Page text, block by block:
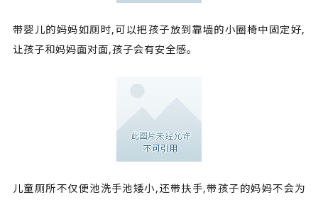
带婴儿的妈妈如厕时,可以把孩子放到靠墙的小圈椅中固定好,
让孩子和妈妈面对面,孩子会有安全感。
儿童厕所不仅便池洗手池矮小,还带扶手,带孩子的妈妈不会为